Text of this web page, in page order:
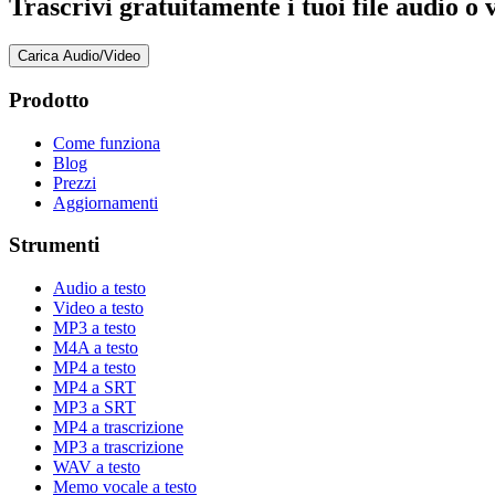
Trascrivi gratuitamente i tuoi file audio o
Carica Audio/Video
Prodotto
Come funziona
Blog
Prezzi
Aggiornamenti
Strumenti
Audio a testo
Video a testo
MP3 a testo
M4A a testo
MP4 a testo
MP4 a SRT
MP3 a SRT
MP4 a trascrizione
MP3 a trascrizione
WAV a testo
Memo vocale a testo